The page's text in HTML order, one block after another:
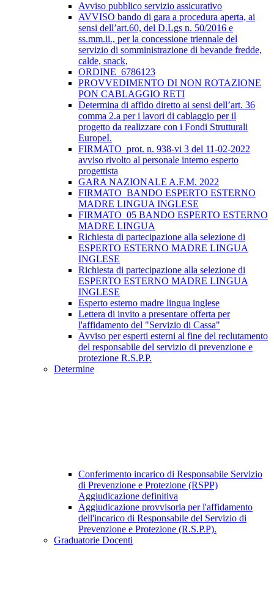
Avviso pubblico servizio assicurativo
AVVISO bando di gara a procedura aperta, ai
sensi dell’art.60, del D.Lgs n. 50/2016 e
ss.mm.ii., per la concessione triennale del
servizio di somministrazione di bevande fredde,
calde, snack,
ORDINE_6786123
PROVVEDIMENTO DI NON ROTAZIONE
PON CABLAGGIO RETI
Determina di affido diretto ai sensi dell’art. 36
comma 2.a per i lavori di cablaggio per il
progetto da realizzare con i Fondi Strutturali
EuropeI.
FIRMATO_prot. n. 938-vi 3 del 11-02-2022
avviso rivolto al personale interno esperto
progettista
GARA NAZIONALE A.F.M. 2022
FIRMATO_BANDO ESPERTO ESTERNO
MADRE LINGUA INGLESE
FIRMATO_05 BANDO ESPERTO ESTERNO
MADRE LINGUA
Richiesta di partecipazione alla selezione di
ESPERTO ESTERNO MADRE LINGUA
INGLESE
Richiesta di partecipazione alla selezione di
ESPERTO ESTERNO MADRE LINGUA
INGLESE
Esperto esterno madre lingua inglese
Lettera di invito a presentare offerta per
l'affidamento del "Servizio di Cassa"
Avviso per esperti esterni al fine del reclutamento
del responsabile del servizio di prevenzione e
protezione R.S.P.P.
Determine
Conferimento incarico di Responsabile Servizio
di Prevenzione e Protezione (RSPP)
Aggiudicazione definitiva
Aggiudicazione provvisoria per l'affidamento
dell'incarico di Responsabile del Servizio di
Prevenzione e Protezione (R.S.P.P).
Graduatorie Docenti